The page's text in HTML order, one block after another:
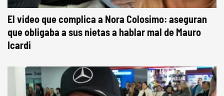
El video que complica a Nora Colosimo: aseguran
que obligaba a sus nietas a hablar mal de Mauro
Icardi